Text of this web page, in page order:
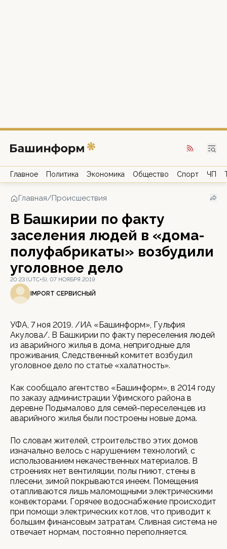
Главное Политика Экономика Общество Спорт ЧП
Главная/Происшествия
В Башкирии по факту
заселения людей в «дома-
полуфабрикаты» возбудили
уголовное дело
20:23 (UTC+5), 07 НОЯБРЯ 2019
IMPORT СЕРВИСНЫЙ
УФА, 7 ноя 2019. /ИА «Башинформ», Гульфия
Акулова/. В Башкирии по факту переселения людей
из аварийного жилья в дома, непригодные для
проживания, Следственный комитет возбудил
уголовное дело по статье «халатность».
Как сообщало агентство «Башинформ», в 2014 году
по заказу администрации Уфимского района в
деревне Подымалово для семей-переселенцев из
аварийного жилья были построены новые дома.
По словам жителей, строительство этих домов
изначально велось с нарушением технологий, с
использованием некачественных материалов. В
строениях нет вентиляции, полы гниют, стены в
плесени, зимой покрываются инеем. Помещения
отапливаются лишь маломощными электрическими
конвекторами. Горячее водоснабжение происходит
при помощи электрических котлов, что приводит к
большим финансовым затратам. Сливная система не
отвечает нормам, постоянно переполняется.